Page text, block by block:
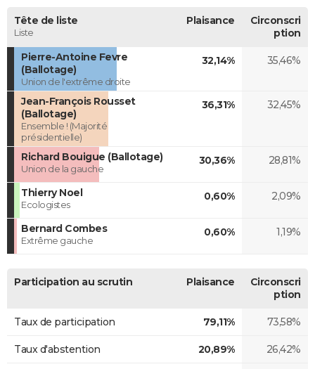
Tête de liste
Liste
Plaisance
Circonscri
ption
Pierre-Antoine Fevre
(Ballotage)
Union de l'extrême droite
32,14% 35,46%
Jean-François Rousset
(Ballotage)
Ensemble ! (Majorité
présidentielle)
36,31% 32,45%
Richard Bouigue (Ballotage)
Union de la gauche
30,36% 28,81%
Thierry Noel
Ecologistes
0,60% 2,09%
Bernard Combes
Extrême gauche
0,60% 1,19%
Participation au scrutin Plaisance
Circonscri
ption
Taux de participation 79,11% 73,58%
Taux d'abstention 20,89% 26,42%